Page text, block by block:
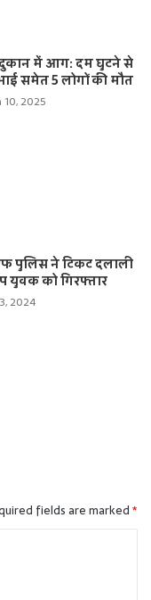
में आग: दम घुटने से
समेत 5 लोगों की मौत
10, 2025
पुलिस ने टिकट दलाली
युवक को गिरफ्तार
2024
fields are marked*